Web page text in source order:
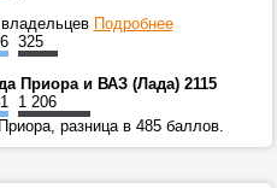
Подробнее
325
Приора и ВАЗ (Лада) 2115
1 206
разница в 485 баллов.